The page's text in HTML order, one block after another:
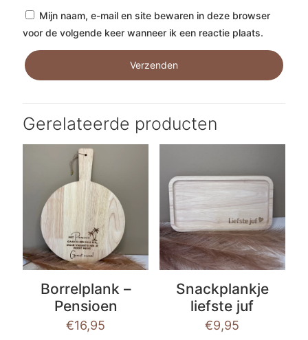
Mijn naam, e-mail en site bewaren in deze browser
voor de volgende keer wanneer ik een reactie plaats.
Gerelateerde producten
Borrelplank –
Pensioen
€16,95
Snackplankje
liefste juf
€9,95